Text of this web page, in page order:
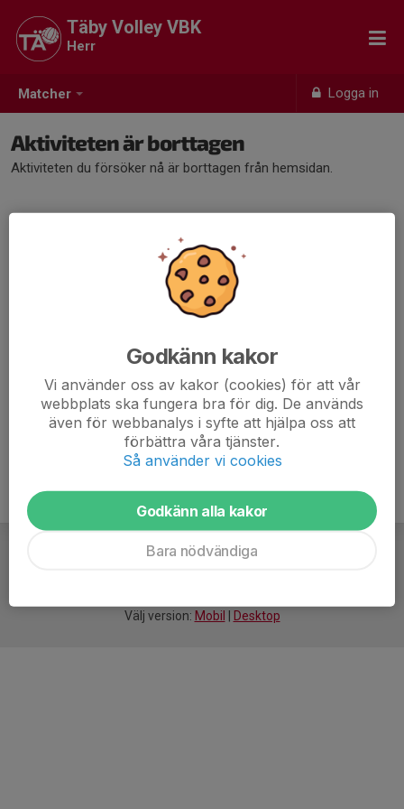
Matcher Logga in
Täby Volley VBK
Herr
Aktiviteten är borttagen
Aktiviteten du försöker nå är borttagen från hemsidan.
Välj version: Mobil Desktop
Godkänn kakor
Vi använder oss av kakor (cookies) för att vår
webbplats ska fungera bra för dig. De används
även för webbanalys i syfte att hjälpa oss att
förbättra våra tjänster.
Så använder vi cookies
Godkänn alla kakor
Bara nödvändiga